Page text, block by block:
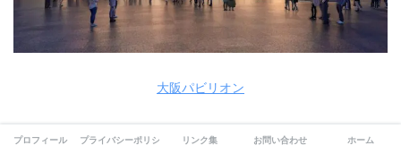
大阪パビリオン
プロフィール プライバシーポリシー リンク集 お問い合わせ ホーム